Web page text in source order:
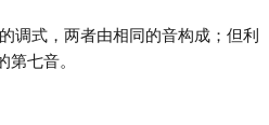
调式，两者由相同的音构成；但利
七音。